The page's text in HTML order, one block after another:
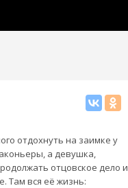
отдохнуть на заимке у
а девушка,
отцовское дело и
Там вся её жизнь: